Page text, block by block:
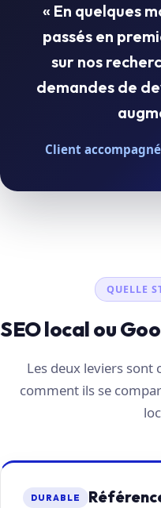
« En quelques
passés en
sur nos
demandes de
Client
QUELLE
SEO local ou
Les deux leviers sont
comment ils se
DURABLE